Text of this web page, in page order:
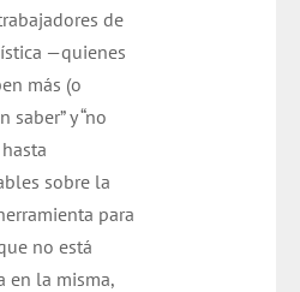
de
—quienes
más (o
y “no
sobre la
para
no está
en la misma,